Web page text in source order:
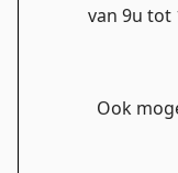
van 9u tot
Ook